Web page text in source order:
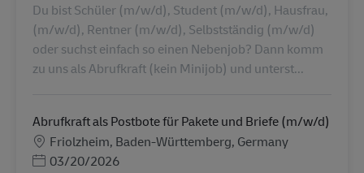
Du bist Schüler (m/w/d), Student (m/w/d), Hausfrau,
(m/w/d), Rentner (m/w/d), Selbstständig (m/w/d)
oder suchst einfach so einen Nebenjob? Dann komm
zu uns als Abrufkraft (kein Minijob) und unterst...
Abrufkraft als Postbote für Pakete und Briefe (m/w/d)
Местоположение
Friolzheim, Baden-Württemberg, Germany
Posted Date
03/20/2026